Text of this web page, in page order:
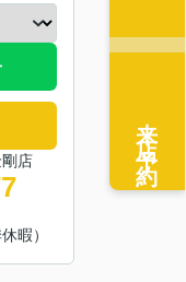
店
暇）
来店予約